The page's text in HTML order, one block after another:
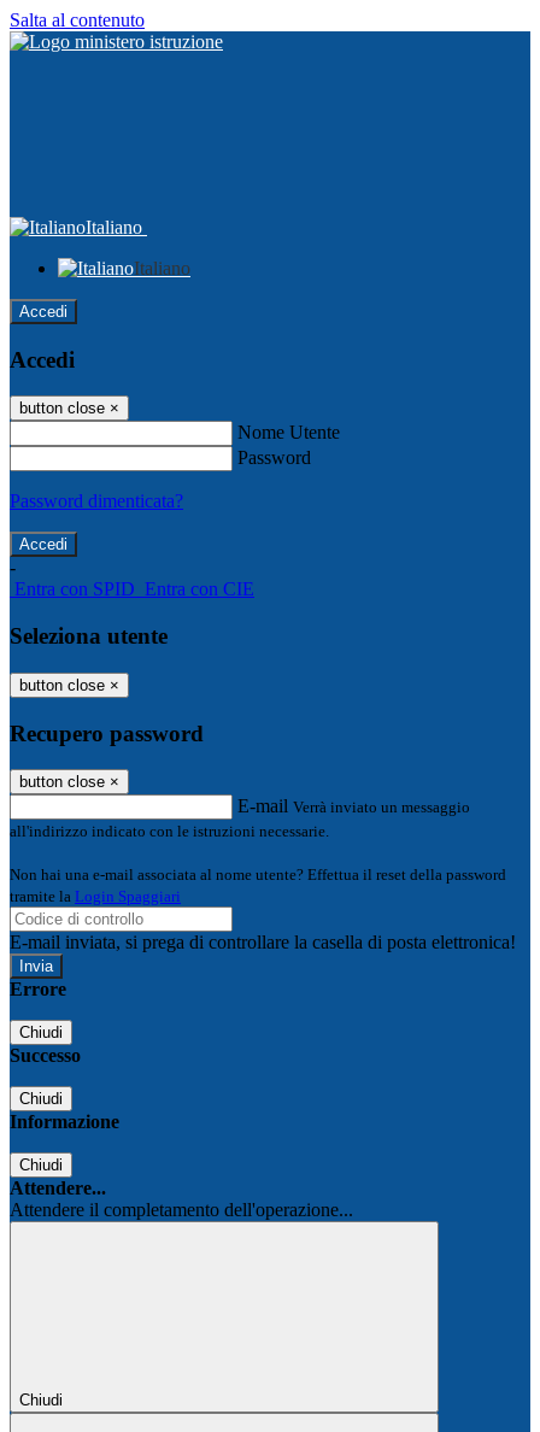
Salta al contenuto
Italiano
Italiano
Accedi
Accedi
button close ×
Nome Utente
Password
Password dimenticata?
-
Entra con SPID Entra con CIE
Seleziona utente
button close ×
Recupero password
button close ×
E-mail Verrà inviato un messaggio
all'indirizzo indicato con le istruzioni necessarie.
Non hai una e-mail associata al nome utente? Effettua il reset della password
tramite la Login Spaggiari
E-mail inviata, si prega di controllare la casella di posta elettronica!
Errore
Chiudi
Successo
Chiudi
Informazione
Chiudi
Attendere...
Attendere il completamento dell'operazione...
Chiudi